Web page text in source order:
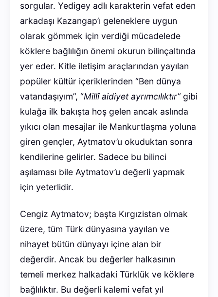
sorgular. Yedigey adlı karakterin vefat eden
arkadaşı Kazangap’ı geleneklere uygun
olarak gömmek için verdiği mücadelede
köklere bağlılığın önemi okurun bilinçaltında
yer eder. Kitle iletişim araçlarından yayılan
popüler kültür içeriklerinden “Ben dünya
vatandaşıyım”, “Millî aidiyet ayrımcılıktır” gibi
kulağa ilk bakışta hoş gelen ancak aslında
yıkıcı olan mesajlar ile Mankurtlaşma yoluna
giren gençler, Aytmatov’u okuduktan sonra
kendilerine gelirler. Sadece bu bilinci
aşılaması bile Aytmatov’u değerli yapmak
için yeterlidir.
Cengiz Aytmatov; başta Kırgızistan olmak
üzere, tüm Türk dünyasına yayılan ve
nihayet bütün dünyayı içine alan bir
değerdir. Ancak bu değerler halkasının
temeli merkez halkadaki Türklük ve köklere
bağlılıktır. Bu değerli kalemi vefat yıl